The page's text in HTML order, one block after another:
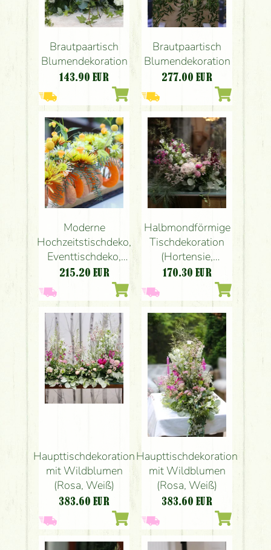
Brautpaartisch
Blumendekoration
143.90 EUR
Brautpaartisch
Blumendekoration
277.00 EUR
Moderne
Hochzeitstischdeko,
Eventtischdeko,
Herbst, aus
(chrysanthemum,
Sandersonia,
Lisianthus,
Narzissen, gelb,
grün)
215.20 EUR
Halbmondförmige
Tischdekoration
(Hortensie,
Gladiole,
Wildblumen,
Rosa, Weiß)
170.30 EUR
Haupttischdekoration
mit Wildblumen
(Rosa, Weiß)
383.60 EUR
Haupttischdekoration
mit Wildblumen
(Rosa, Weiß)
383.60 EUR